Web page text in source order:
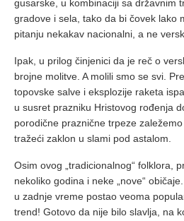
gusarske, u kombinaciji sa državnim
gradove i sela, tako da bi čovek lako
pitanju nekakav nacionalni, a ne
Ipak, u prilog činjenici da je reč o
brojne molitve. A molili smo se svi.
topovske salve i eksplozije raketa
u susret prazniku Hristovog rođenja
porodične praznične trpeze zaležemo
tražeći zaklon u slami pod astalom.
Osim ovog „tradicionalnog“ folklora,
nekoliko godina i neke „nove“
u zadnje vreme postao veoma
trend! Gotovo da nije bilo slavlja, na